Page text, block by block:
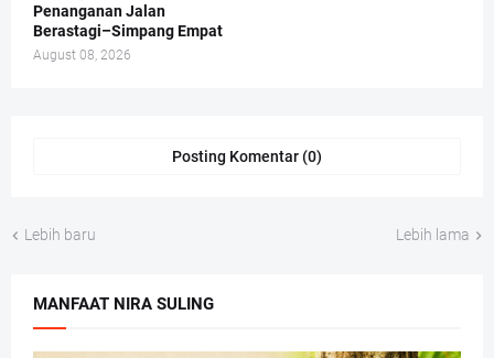
Penanganan Jalan
Berastagi–Simpang Empat
August 08, 2026
Posting Komentar (0)
Lebih baru Lebih lama
MANFAAT NIRA SULING